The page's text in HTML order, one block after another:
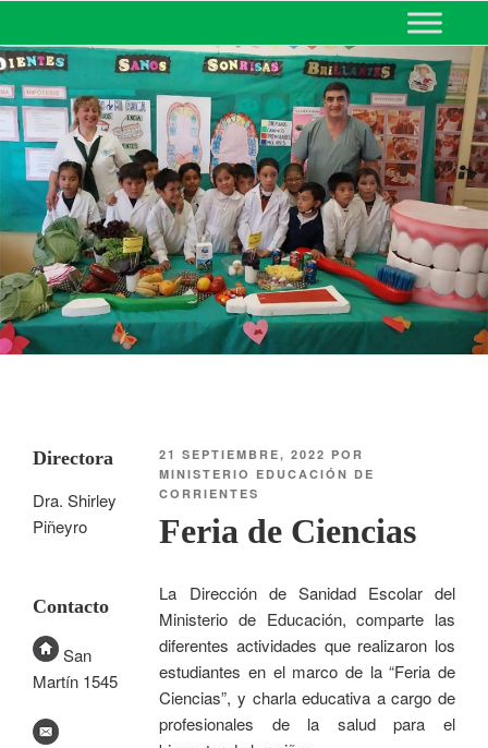
MINISTERIO DE EDUCACIÓN
DE CORRIENTES
21 SEPTIEMBRE, 2022 POR
MINISTERIO EDUCACIÓN DE
CORRIENTES
Feria de Ciencias
La Dirección de Sanidad Escolar del
Ministerio de Educación, comparte las
diferentes actividades que realizaron los
estudiantes en el marco de la “Feria de
Ciencias”, y charla educativa a cargo de
profesionales de la salud para el
Directora
Dra. Shirley
Piñeyro
Contacto
San
Martín 1545